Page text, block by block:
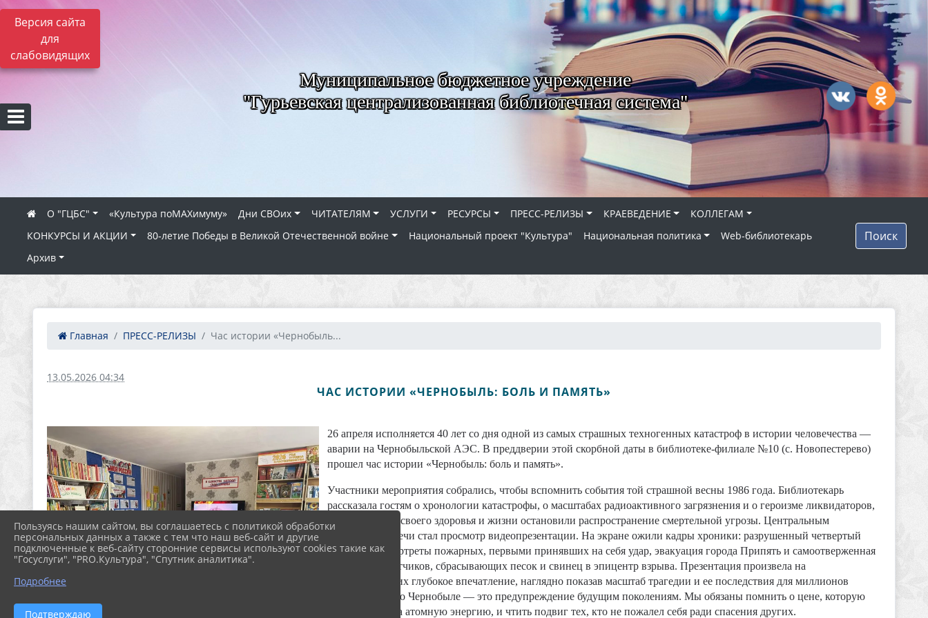
Версия сайта
для
слабовидящих
Муниципальное бюджетное учреждение
"Гурьевская централизованная библиотечная система"
О "ГЦБС" «Культура поMAXимуму» Дни СВОих ЧИТАТЕЛЯМ УСЛУГИ РЕСУРСЫ ПРЕСС-РЕЛИЗЫ КРАЕВЕДЕНИЕ
КОЛЛЕГАМ
КОНКУРСЫ И АКЦИИ
80‑летие Победы в Великой Отечественной войне Национальный проект "Культура" Национальная политика
Web-библиотекарь
Архив
Поиск
Главная ПРЕСС-РЕЛИЗЫ Час истории «Чернобыль...
13.05.2026 04:34
ЧАС ИСТОРИИ «ЧЕРНОБЫЛЬ: БОЛЬ И ПАМЯТЬ»
26 апреля исполняется 40 лет со дня одной из самых страшных техногенных катастроф в истории человечества —
аварии на Чернобыльской АЭС. В преддверии этой скорбной даты в библиотеке-филиале №10 (с. Новопестерево)
прошел час истории «Чернобыль: боль и память».
Участники мероприятия собрались, чтобы вспомнить события той страшной весны 1986 года. Библиотекарь
рассказала гостям о хронологии катастрофы, о масштабах радиоактивного загрязнения и о героизме ликвидаторов,
которые ценой своего здоровья и жизни остановили распространение смертельной угрозы. Центральным
моментом встречи стал просмотр видеопрезентации. На экране ожили кадры хроники: разрушенный четвертый
энергоблок, портреты пожарных, первыми принявших на себя удар, эвакуация города Припять и самоотверженная
работа вертолетчиков, сбрасывающих песок и свинец в эпицентр взрыва. Презентация произвела на
присутствующих глубокое впечатление, наглядно показав масштаб трагедии и ее последствия для миллионов
людей. Память о Чернобыле — это предупреждение будущим поколениям. Мы обязаны помнить о цене, которую
заплатил мир за атомную энергию, и чтить подвиг тех, кто не пожалел себя ради спасения других.
Пользуясь нашим сайтом, вы соглашаетесь с политикой обработки
персональных данных а также с тем что наш веб-сайт и другие
подключенные к веб-сайту сторонние сервисы используют cookies такие как
"Госуслуги", "PRO.Культура", "Спутник аналитика".
Подробнее
Подтверждаю